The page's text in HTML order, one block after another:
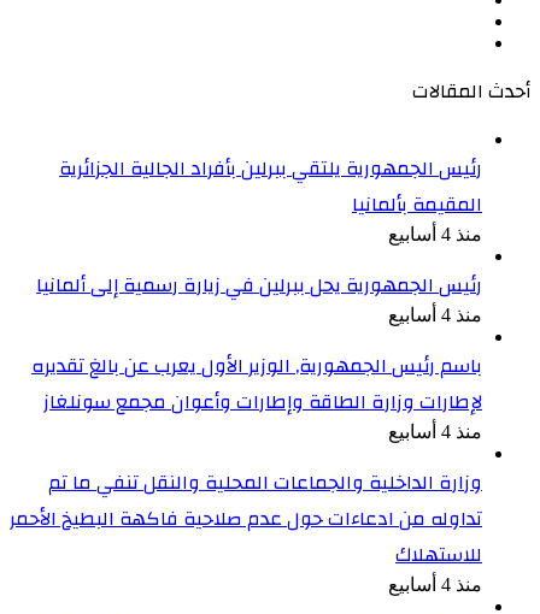
أحدث المقالات
رئيس الجمهورية يلتقي ببرلين بأفراد الجالية الجزائرية
المقيمة بألمانيا
منذ 4 أسابيع
رئيس الجمهورية يحل ببرلين في زيارة رسمية إلى ألمانيا
منذ 4 أسابيع
باسم رئيس الجمهورية, الوزير الأول يعرب عن بالغ تقديره
لإطارات وزارة الطاقة وإطارات وأعوان مجمع سونلغاز
منذ 4 أسابيع
وزارة الداخلية والجماعات المحلية والنقل تنفي ما تم
تداوله من ادعاءات حول عدم صلاحية فاكهة البطيخ الأحمر
للاستهلاك
منذ 4 أسابيع